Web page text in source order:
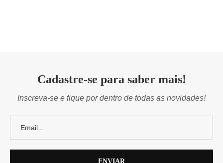
Cadastre-se para saber mais!
Inscreva-se e fique por dentro de todas as novidades!